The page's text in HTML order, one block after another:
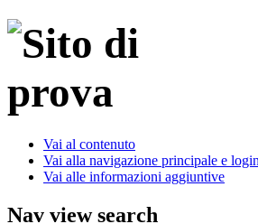
Vai al contenuto
Vai alla navigazione principale e login
Vai alle informazioni aggiuntive
Nav view search